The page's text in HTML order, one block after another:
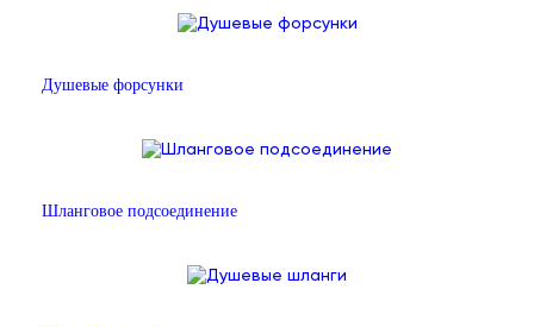
Душевые форсунки
Шланговое подсоединение